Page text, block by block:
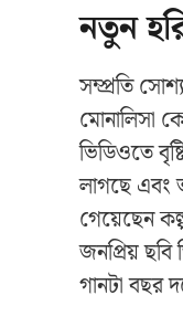
নতুন
সম্প্রতি
মোনালিসা
ভিডিওতে
লাগছে এবং
গেয়েছেন
জনপ্রিয়
গানটা বছর